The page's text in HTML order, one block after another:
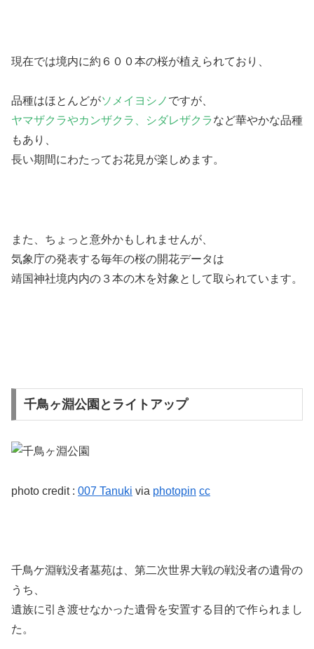
現在では境内に約６００本の桜が植えられており、
品種はほとんどがソメイヨシノ ですが、
ヤマザクラやカンザクラ、シダレザクラなど華やかな品種
もあり、
長い期間にわたってお花見が楽しめます。
また、ちょっと意外かもしれませんが、
気象庁の発表する毎年の桜の開花データは
靖国神社境内内の３本の木を対象として取られています。
千鳥ヶ淵公園とライトアップ
photo credit : 007 Tanuki via photopin cc
千鳥ケ淵戦没者墓苑は、第二次世界大戦の戦没者の遺骨の
うち、
遺族に引き渡せなかった遺骨を安置する目的で作られまし
た。